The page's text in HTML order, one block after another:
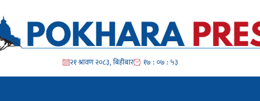
२१ श्रावण २०८३, बिहीबार १७ : ०७ : ५४